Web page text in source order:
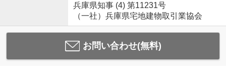
兵庫県知事 (4) 第11231号
（一社）兵庫県宅地建物取引業協会
お問い合わせ(無料)